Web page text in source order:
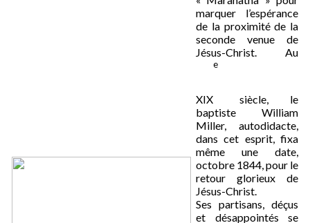
marquer l’espérance
de la proximité de la
seconde venue de
Jésus-Christ. Au
XIX
e
siècle, le
baptiste William
Miller, autodidacte,
dans cet esprit, fixa
même une date,
octobre 1844, pour le
retour glorieux de
Jésus-Christ.
Ses partisans, déçus
et désappointés se